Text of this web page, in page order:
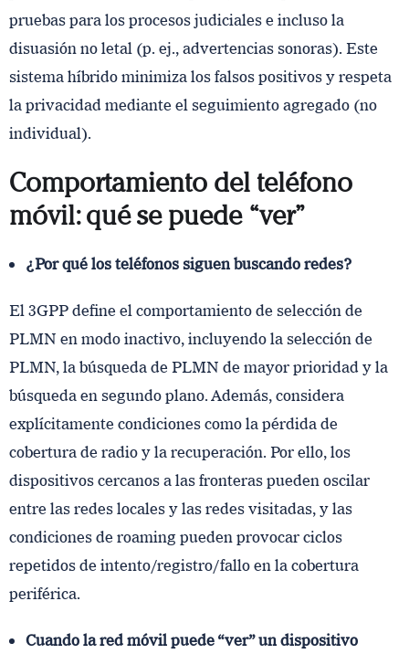
pruebas para los procesos judiciales e incluso la
disuasión no letal (p. ej., advertencias sonoras). Este
sistema híbrido minimiza los falsos positivos y respeta
la privacidad mediante el seguimiento agregado (no
individual).
Comportamiento del teléfono
móvil: qué se puede “ver”
¿Por qué los teléfonos siguen buscando redes?
El 3GPP define el comportamiento de selección de
PLMN en modo inactivo, incluyendo la selección de
PLMN, la búsqueda de PLMN de mayor prioridad y la
búsqueda en segundo plano. Además, considera
explícitamente condiciones como la pérdida de
cobertura de radio y la recuperación. Por ello, los
dispositivos cercanos a las fronteras pueden oscilar
entre las redes locales y las redes visitadas, y las
condiciones de roaming pueden provocar ciclos
repetidos de intento/registro/fallo en la cobertura
periférica.
Cuando la red móvil puede “ver” un dispositivo